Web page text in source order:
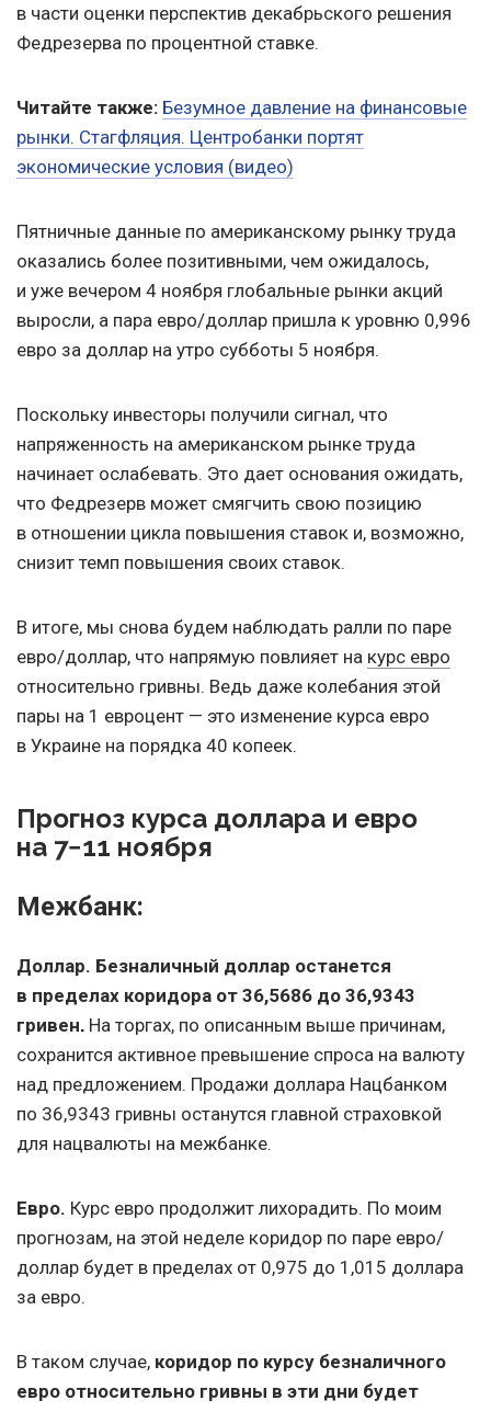
в части оценки перспектив декабрьского решения
Федрезерва по процентной ставке.
Читайте также: Безумное давление на финансовые
рынки. Стагфляция. Центробанки портят
экономические условия (видео)
Пятничные данные по американскому рынку труда
оказались более позитивными, чем ожидалось,
и уже вечером 4 ноября глобальные рынки акций
выросли, а пара евро/доллар пришла к уровню 0,996
евро за доллар на утро субботы 5 ноября.
Поскольку инвесторы получили сигнал, что
напряженность на американском рынке труда
начинает ослабевать. Это дает основания ожидать,
что Федрезерв может смягчить свою позицию
в отношении цикла повышения ставок и, возможно,
снизит темп повышения своих ставок.
В итоге, мы снова будем наблюдать ралли по паре
евро/доллар, что напрямую повлияет на курс евро
относительно гривны. Ведь даже колебания этой
пары на 1 евроцент — это изменение курса евро
в Украине на порядка 40 копеек.
Прогноз курса доллара и евро
на 7−11 ноября
Межбанк:
Доллар. Безналичный доллар останется
в пределах коридора от 36,5686 до 36,9343
гривен. На торгах, по описанным выше причинам,
сохранится активное превышение спроса на валюту
над предложением. Продажи доллара Нацбанком
по 36,9343 гривны останутся главной страховкой
для нацвалюты на межбанке.
Евро. Курс евро продолжит лихорадить. По моим
прогнозам, на этой неделе коридор по паре евро/
доллар будет в пределах от 0,975 до 1,015 доллара
за евро.
В таком случае, коридор по курсу безналичного
евро относительно гривны в эти дни будет